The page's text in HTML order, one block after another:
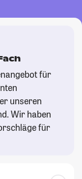
für
unseren
Wir haben
für